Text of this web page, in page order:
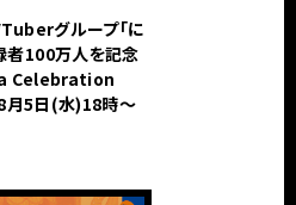
グループ「に
者100万人を記念
Celebration
月5日(水)18時～